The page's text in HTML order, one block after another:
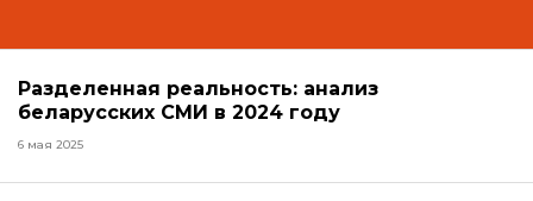
Разделенная реальность: анализ
беларусских СМИ в 2024 году
6 мая 2025